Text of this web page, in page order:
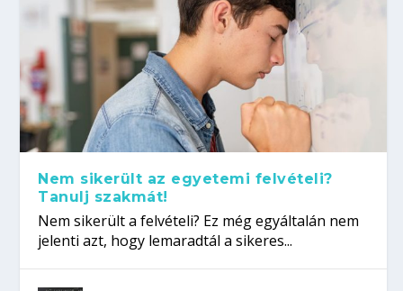
Nem sikerült az egyetemi felvételi?
Tanulj szakmát!
Nem sikerült a felvételi? Ez még egyáltalán nem
jelenti azt, hogy lemaradtál a sikeres...